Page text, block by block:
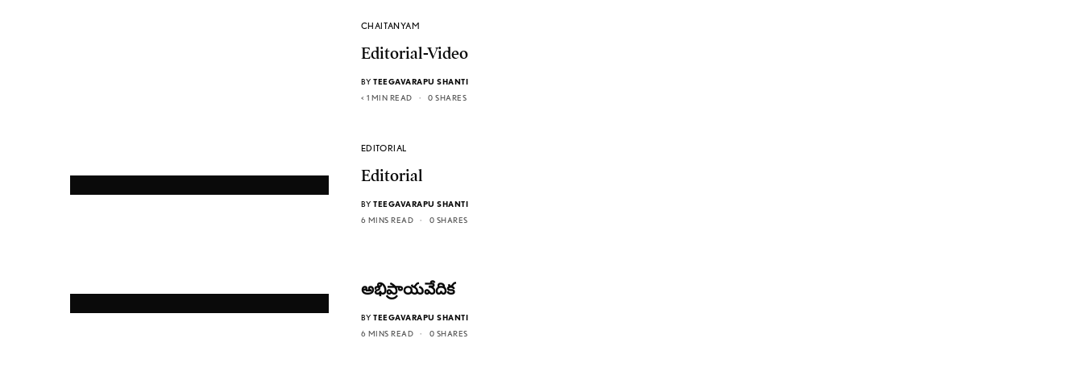
CHAITANYAM
Editorial-Video
BY TEEGAVARAPU SHANTI
< 1 MIN READ
0 SHARES
EDITORIAL
Editorial
BY TEEGAVARAPU SHANTI
6 MINS READ
0 SHARES
అభిప్రాయవేదిక
BY TEEGAVARAPU SHANTI
6 MINS READ
0 SHARES